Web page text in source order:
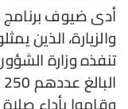
أدى ضيوف برنامج
تنفذه وزارة